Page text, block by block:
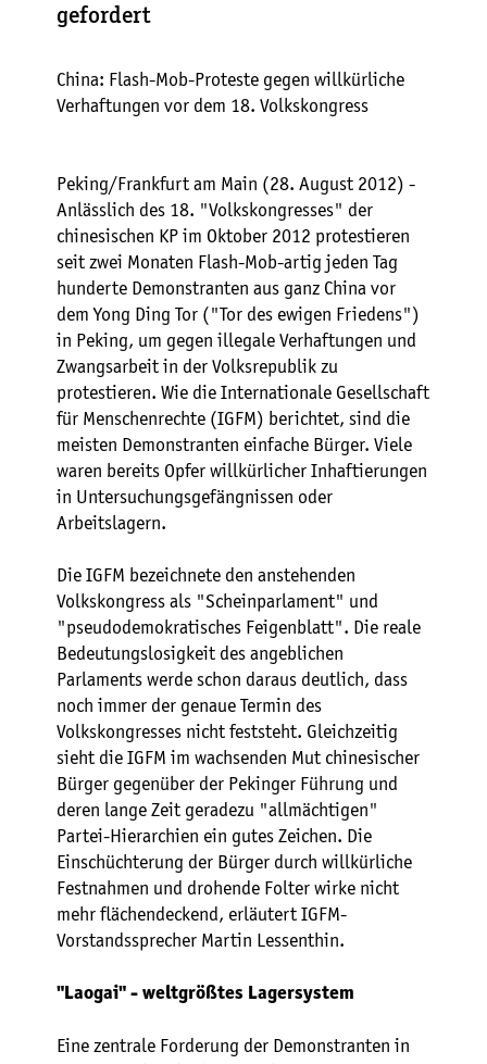
gefordert
China: Flash-Mob-Proteste gegen willkürliche
Verhaftungen vor dem 18. Volkskongress
Peking/Frankfurt am Main (28. August 2012) -
Anlässlich des 18. "Volkskongresses" der
chinesischen KP im Oktober 2012 protestieren
seit zwei Monaten Flash-Mob-artig jeden Tag
hunderte Demonstranten aus ganz China vor
dem Yong Ding Tor ("Tor des ewigen Friedens")
in Peking, um gegen illegale Verhaftungen und
Zwangsarbeit in der Volksrepublik zu
protestieren. Wie die Internationale Gesellschaft
für Menschenrechte (IGFM) berichtet, sind die
meisten Demonstranten einfache Bürger. Viele
waren bereits Opfer willkürlicher Inhaftierungen
in Untersuchungsgefängnissen oder
Arbeitslagern.
Die IGFM bezeichnete den anstehenden
Volkskongress als "Scheinparlament" und
"pseudodemokratisches Feigenblatt". Die reale
Bedeutungslosigkeit des angeblichen
Parlaments werde schon daraus deutlich, dass
noch immer der genaue Termin des
Volkskongresses nicht feststeht. Gleichzeitig
sieht die IGFM im wachsenden Mut chinesischer
Bürger gegenüber der Pekinger Führung und
deren lange Zeit geradezu "allmächtigen"
Partei-Hierarchien ein gutes Zeichen. Die
Einschüchterung der Bürger durch willkürliche
Festnahmen und drohende Folter wirke nicht
mehr flächendeckend, erläutert IGFM-
Vorstandssprecher Martin Lessenthin.
"Laogai" - weltgrößtes Lagersystem
Eine zentrale Forderung der Demonstranten in